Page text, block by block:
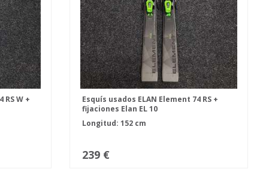
RS W +
Esquís usados ELAN Element 74 RS +
fijaciones Elan EL 10
Longitud: 152 cm
239 €